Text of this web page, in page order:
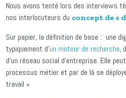
Nous avons tenté lors des interviews
nos interlocuteurs du concept de «
Sur papier, la définition de base : une
typiquement d'un moteur de recherche,
d'un réseau social d'entreprise. Elle
processus métier et par de là se
travail »